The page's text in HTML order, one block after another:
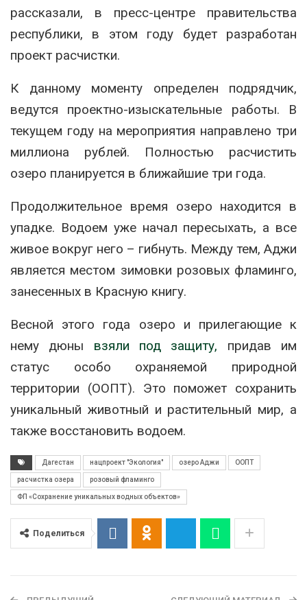
рассказали, в пресс-центре правительства
республики, в этом году будет разработан
проект расчистки.
К данному моменту определен подрядчик,
ведутся проектно-изыскательные работы. В
текущем году на мероприятия направлено три
миллиона рублей. Полностью расчистить
озеро планируется в ближайшие три года.
Продолжительное время озеро находится в
упадке. Водоем уже начал пересыхать, а все
живое вокруг него – гибнуть. Между тем, Аджи
является местом зимовки розовых фламинго,
занесенных в Красную книгу.
Весной этого года озеро и прилегающие к
нему дюны взяли под защиту, придав им
статус особо охраняемой природной
территории (ООПТ). Это поможет сохранить
уникальный животный и растительный мир, а
также восстановить водоем.
Дагестан нацпроект "Экология" озеро Аджи ООПТ
расчистка озера розовый фламинго
ФП «Сохранение уникальных водных объектов»
Поделиться